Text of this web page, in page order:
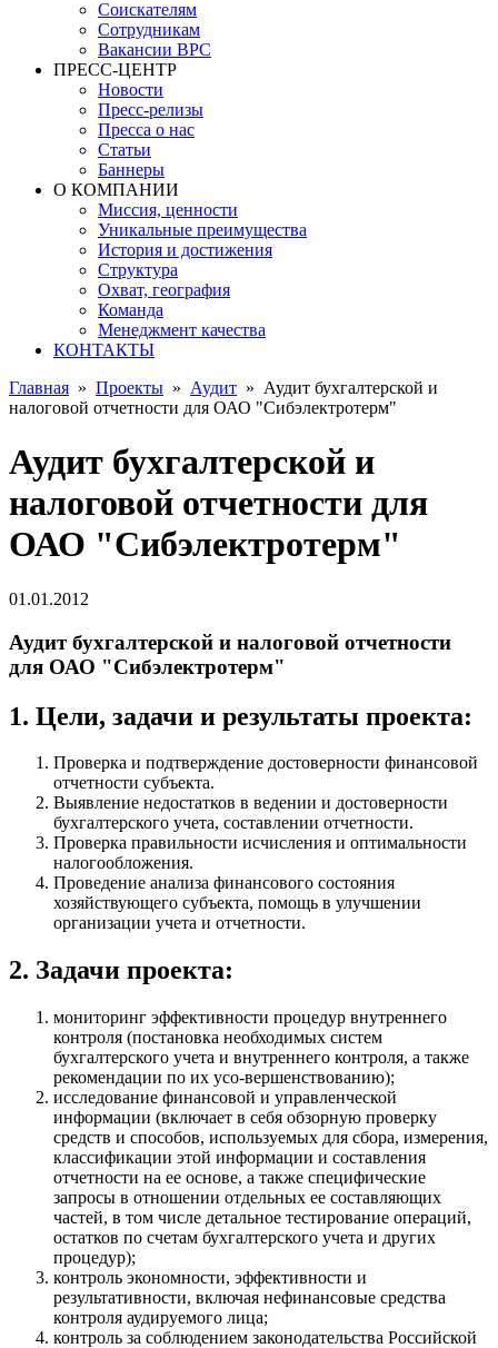
Соискателям
Сотрудникам
Вакансии BPC
ПРЕСС-ЦЕНТР
Новости
Пресс-релизы
Пресса о нас
Статьи
Баннеры
О КОМПАНИИ
Миссия, ценности
Уникальные преимущества
История и достижения
Структура
Охват, география
Команда
Менеджмент качества
КОНТАКТЫ
Главная » Проекты » Аудит » Аудит бухгалтерской и
налоговой отчетности для ОАО "Сибэлектротерм"
Аудит бухгалтерской и
налоговой отчетности для
ОАО "Сибэлектротерм"
01.01.2012
Аудит бухгалтерской и налоговой отчетности
для ОАО "Сибэлектротерм"
1. Цели, задачи и результаты проекта:
Проверка и подтверждение достоверности финансовой
отчетности субъекта.
Выявление недостатков в ведении и достоверности
бухгалтерского учета, составлении отчетности.
Проверка правильности исчисления и оптимальности
налогообложения.
Проведение анализа финансового состояния
хозяйствующего субъекта, помощь в улучшении
организации учета и отчетности.
2. Задачи проекта:
мониторинг эффективности процедур внутреннего
контроля (постановка необходимых систем
бухгалтерского учета и внутреннего контроля, а также
рекомендации по их усо-вершенствованию);
исследование финансовой и управленческой
информации (включает в себя обзорную проверку
средств и способов, используемых для сбора, измерения,
классификации этой информации и составления
отчетности на ее основе, а также специфические
запросы в отношении отдельных ее составляющих
частей, в том числе детальное тестирование операций,
остатков по счетам бухгалтерского учета и других
процедур);
контроль экономности, эффективности и
результативности, включая нефинансовые средства
контроля аудируемого лица;
контроль за соблюдением законодательства Российской